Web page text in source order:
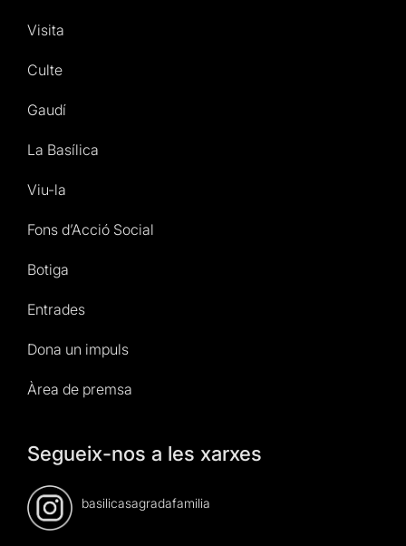
Visita
Culte
Gaudí
La Basílica
Viu-la
Fons d’Acció Social
Botiga
Entrades
Dona un impuls
Àrea de premsa
Segueix-nos a les xarxes
basilicasagradafamilia